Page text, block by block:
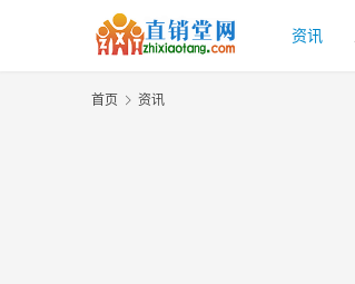
资讯
首页 资讯